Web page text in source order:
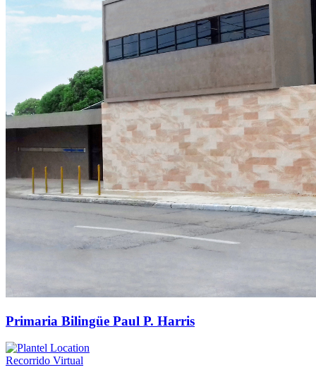
Primaria Bilingüe Paul P. Harris
Recorrido Virtual